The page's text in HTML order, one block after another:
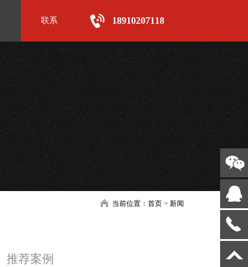
联系 18910207118
当前位置：首页 >新闻
推荐案例